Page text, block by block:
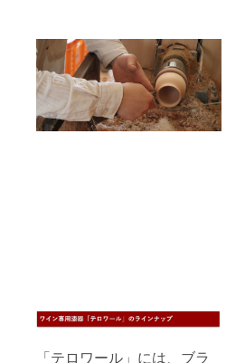
「テロワール」には、ブラ